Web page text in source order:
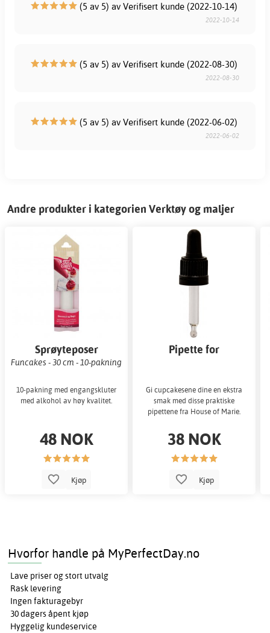
(5 av 5) av Verifisert kunde (2022-10-14)
2022-10-14
(5 av 5) av Verifisert kunde (2022-08-30)
2022-08-30
(5 av 5) av Verifisert kunde (2022-06-02)
2022-06-02
Andre produkter i kategorien Verktøy og maljer
Sprøyteposer
Funcakes - 30 cm - 10-pakning
10-pakning med engangskluter
med alkohol av høy kvalitet.
48 NOK
Kjøp
Pipette for
Gi cupcakesene dine en ekstra
smak med disse praktiske
pipettene fra House of Marie.
38 NOK
Kjøp
Hvorfor handle på MyPerfectDay.no
Lave priser og stort utvalg
Rask levering
Ingen fakturagebyr
30 dagers åpent kjøp
Hyggelig kundeservice